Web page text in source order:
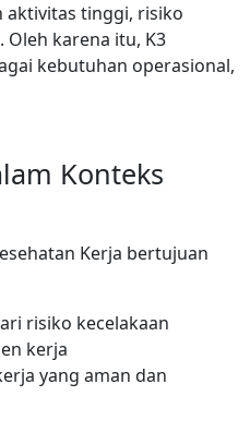
aktivitas tinggi, risiko
Oleh karena itu, K3
kebutuhan operasional,
Konteks
Kerja bertujuan
risiko kecelakaan
kerja
yang aman dan